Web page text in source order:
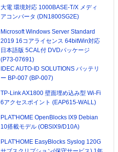
大電 環境対応 1000BASE-T/X メディ
アコンバータ (DN1800SG2E)
Microsoft Windows Server Standard
2019 16コアライセンス 64bitWin対応
日本語版 5CAL付 DVDパッケージ
(P73-07691)
IDEC AUTO-ID SOLUTIONS バッテリ
ー BP-007 (BP-007)
TP-Link AX1800 壁面埋め込み型 Wi-Fi
6アクセスポイント (EAP615-WALL)
PLAT'HOME OpenBlocks IX9 Debian
10搭載モデル (OBSIX9/D10A)
PLAT'HOME EasyBlocks Syslog 120G